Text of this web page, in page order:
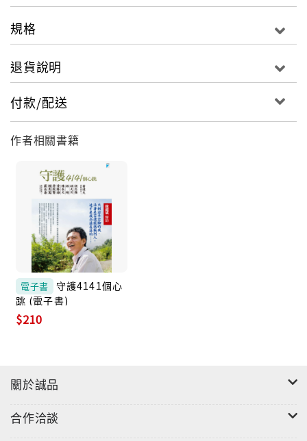
的右手右腳，診車依然翻越蜿蜒山脈。他是台灣的史懷
哲，是年輕醫師可以學習的典範，他是徐超斌。
2006年9月18日凌晨一點，當我們都安穩地在睡夢中，
創立的大武急救站頽然倒下。那年，他39歲。在救護車
上，他沒有一刻擔心自己的安危。他滿心懸念，達仁的
民眾怎麼辦？他們要找誰看病？
「醫生，當年是你把我救回來的。我永遠記得那一天，
因為在你救活我的三天後，就聽到你倒下的消息。當時
我哭了好久，暗中埋怨上帝，為什麼倒下去的人不是
我，而是你這個照顧病人的醫生？」
當台北市每62人擁有1位醫師，台東達仁鄉4141人，卻
只有1位徐醫師。
擁有嗅出死亡味道天賦的前奇美主治醫師徐超斌，為解
決醫療資源貧乏，7年來，日日夜夜，開車翻過好幾座
時急救站、夜間及假日門診、巡迴醫療終於成立，搖搖
規格
退貨說明
付款/配送
作者相關書籍
電子書
守護4141個心
跳 (電子書)
$210
關於誠品
合作洽談